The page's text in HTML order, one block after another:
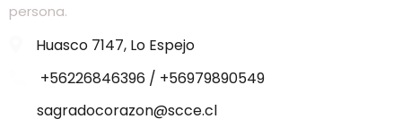
persona.
Huasco 7147, Lo Espejo
+56226846396 / +56979890549
sagradocorazon@scce.cl